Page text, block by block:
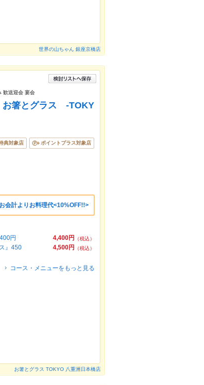
世界の山ちゃん 銀座京橋店
歓送迎会 宴会
箸とグラス -TOKY
典対象店 ポイントプラス対象店
会計よりお料理代<10%OFF!!>
4,400円
（税込）
円
4,500円
（税込）
』450
コース・メニューをもっと見る
お箸とグラス TOKYO 八重洲日本橋店